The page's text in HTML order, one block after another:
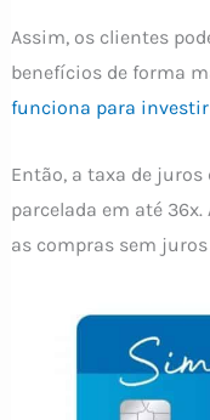
Assim, os clientes
benefícios de forma
funciona para
Então, a taxa de
parcelada em até
as compras sem